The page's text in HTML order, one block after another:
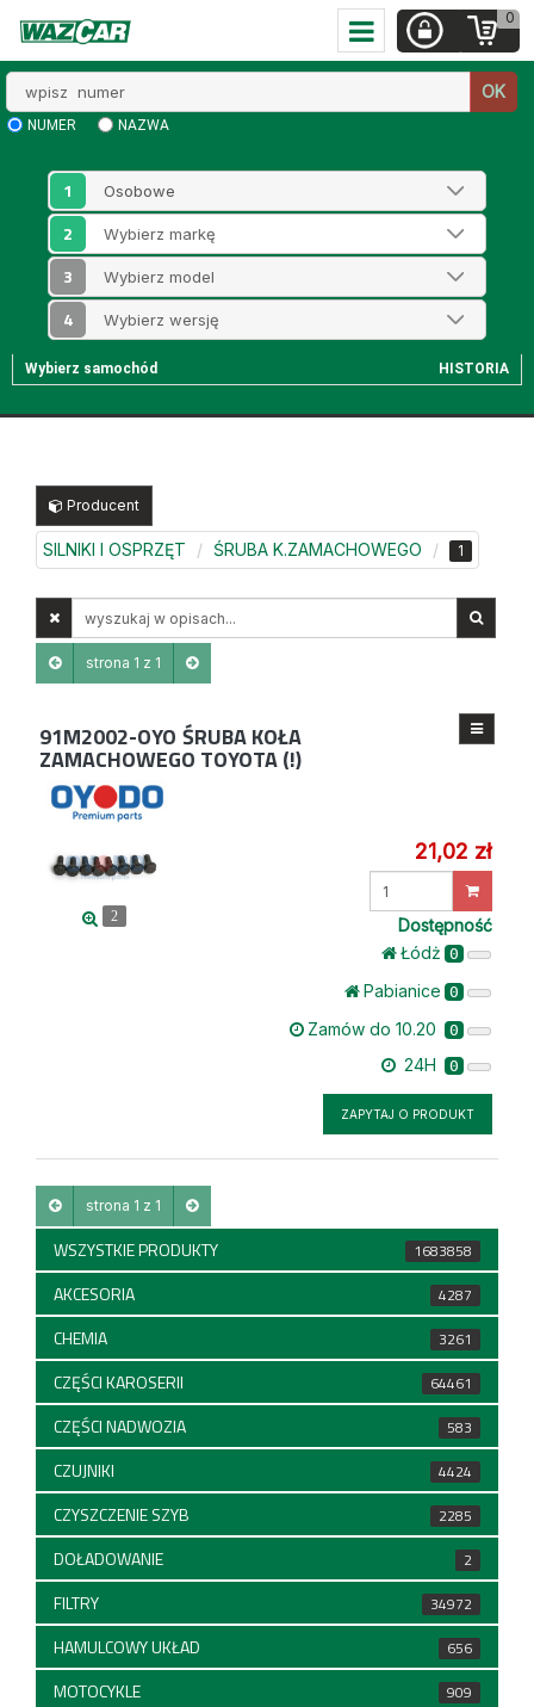
0
numer
OK
NUMER NAZWA
1
2
3
4
Wybierz samochód HISTORIA
Producent
SILNIKI I OSPRZĘT ŚRUBA K.ZAMACHOWEGO 1
opisachstrona 1 z 1
91M2002-OYO ŚRUBA KOŁA
ZAMACHOWEGO TOYOTA (!)
2
21,02 zł
Dostępność
Łódż 0
Pabianice 0
Zamów do 10.20 0
24H 0
ZAPYTAJ O PRODUKT
strona 1 z 1
WSZYSTKIE PRODUKTY 1683858
AKCESORIA 4287
CHEMIA 3261
CZĘŚCI KAROSERII 64461
CZĘŚCI NADWOZIA 583
CZUJNIKI 4424
CZYSZCZENIE SZYB 2285
DOŁADOWANIE 2
FILTRY 34972
HAMULCOWY UKŁAD 656
MOTOCYKLE 909